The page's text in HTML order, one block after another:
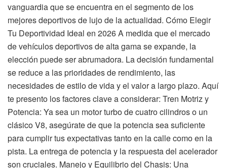
vanguardia que se encuentra en el segmento de los
mejores deportivos de lujo de la actualidad. Cómo Elegir
Tu Deportividad Ideal en 2026 A medida que el mercado
de vehículos deportivos de alta gama se expande, la
elección puede ser abrumadora. La decisión fundamental
se reduce a las prioridades de rendimiento, las
necesidades de estilo de vida y el valor a largo plazo. Aquí
te presento los factores clave a considerar: Tren Motriz y
Potencia: Ya sea un motor turbo de cuatro cilindros o un
clásico V8, asegúrate de que la potencia sea suficiente
para cumplir tus expectativas tanto en la calle como en la
pista. La entrega de potencia y la respuesta del acelerador
son cruciales. Manejo y Equilibrio del Chasis: Una